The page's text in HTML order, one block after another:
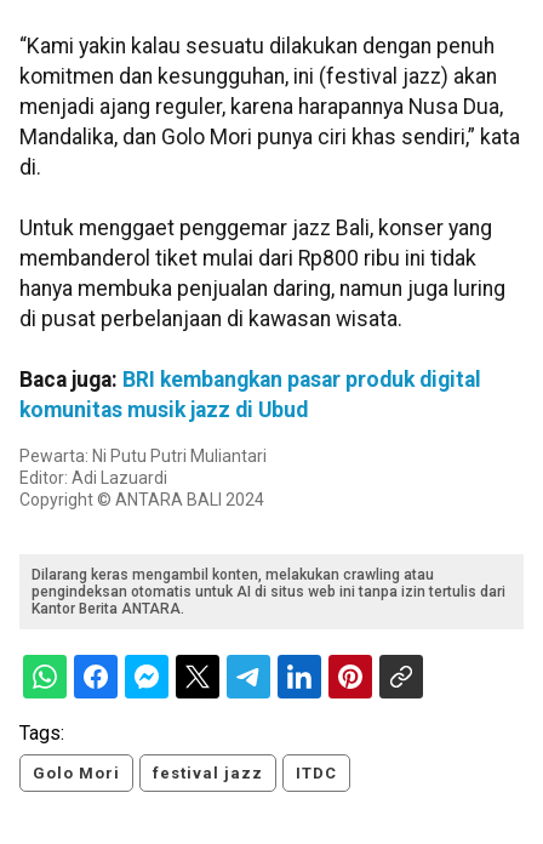
“Kami yakin kalau sesuatu dilakukan dengan penuh
komitmen dan kesungguhan, ini (festival jazz) akan
menjadi ajang reguler, karena harapannya Nusa Dua,
Mandalika, dan Golo Mori punya ciri khas sendiri,” kata
di.
Untuk menggaet penggemar jazz Bali, konser yang
membanderol tiket mulai dari Rp800 ribu ini tidak
hanya membuka penjualan daring, namun juga luring
di pusat perbelanjaan di kawasan wisata.
Baca juga: BRI kembangkan pasar produk digital
komunitas musik jazz di Ubud
Pewarta: Ni Putu Putri Muliantari
Editor: Adi Lazuardi
Copyright © ANTARA BALI 2024
Dilarang keras mengambil konten, melakukan crawling atau
pengindeksan otomatis untuk AI di situs web ini tanpa izin tertulis dari
Kantor Berita ANTARA.
Tags:
Golo Mori festival jazz ITDC